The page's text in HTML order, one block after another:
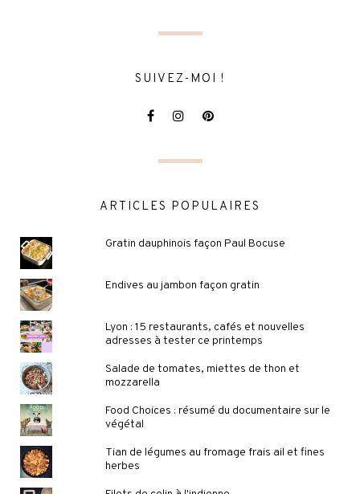
SUIVEZ-MOI !
ARTICLES POPULAIRES
Gratin dauphinois façon Paul Bocuse
Endives au jambon façon gratin
Lyon : 15 restaurants, cafés et nouvelles
adresses à tester ce printemps
Salade de tomates, miettes de thon et
mozzarella
Food Choices : résumé du documentaire sur le
végétal
Tian de légumes au fromage frais ail et fines
herbes